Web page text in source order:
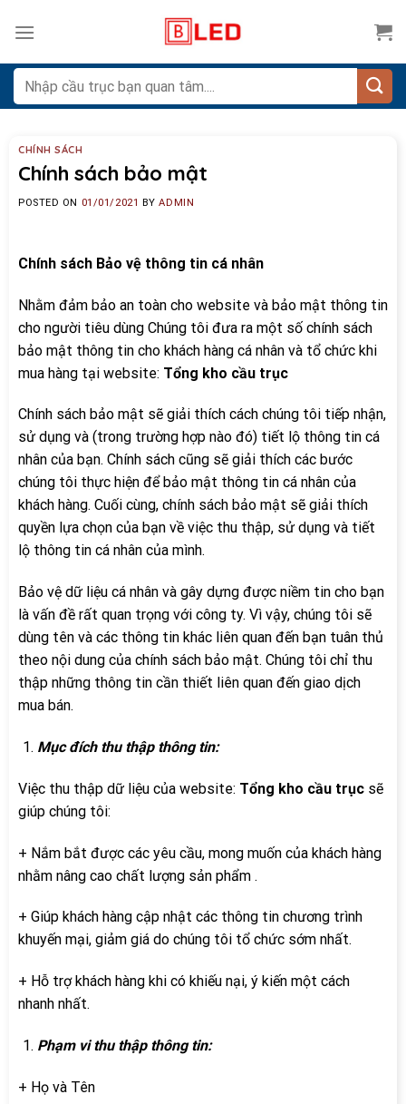
Search
for:
CHÍNH SÁCH
Chính sách bảo mật
POSTED ON 01/01/2021 BYADMIN
Chính sách Bảo vệ thông tin cá nhân
Nhằm đảm bảo an toàn cho website và bảo mật thông tin
cho người tiêu dùng Chúng tôi đưa ra một số chính sách
bảo mật thông tin cho khách hàng cá nhân và tổ chức khi
mua hàng tại website: Tổng kho cầu trục
Chính sách bảo mật sẽ giải thích cách chúng tôi tiếp nhận,
sử dụng và (trong trường hợp nào đó) tiết lộ thông tin cá
nhân của bạn. Chính sách cũng sẽ giải thích các bước
chúng tôi thực hiện để bảo mật thông tin cá nhân của
khách hàng. Cuối cùng, chính sách bảo mật sẽ giải thích
quyền lựa chọn của bạn về việc thu thập, sử dụng và tiết
lộ thông tin cá nhân của mình.
Bảo vệ dữ liệu cá nhân và gây dựng được niềm tin cho bạn
là vấn đề rất quan trọng với công ty. Vì vậy, chúng tôi sẽ
dùng tên và các thông tin khác liên quan đến bạn tuân thủ
theo nội dung của chính sách bảo mật. Chúng tôi chỉ thu
thập những thông tin cần thiết liên quan đến giao dịch
mua bán.
Mục đích thu thập thông tin:
Việc thu thập dữ liệu của website: Tổng kho cầu trục sẽ
giúp chúng tôi:
+ Nắm bắt được các yêu cầu, mong muốn của khách hàng
nhằm nâng cao chất lượng sản phẩm .
+ Giúp khách hàng cập nhật các thông tin chương trình
khuyến mại, giảm giá do chúng tôi tổ chức sớm nhất.
+ Hỗ trợ khách hàng khi có khiếu nại, ý kiến một cách
nhanh nhất.
Phạm vi thu thập thông tin:
+ Họ và Tên